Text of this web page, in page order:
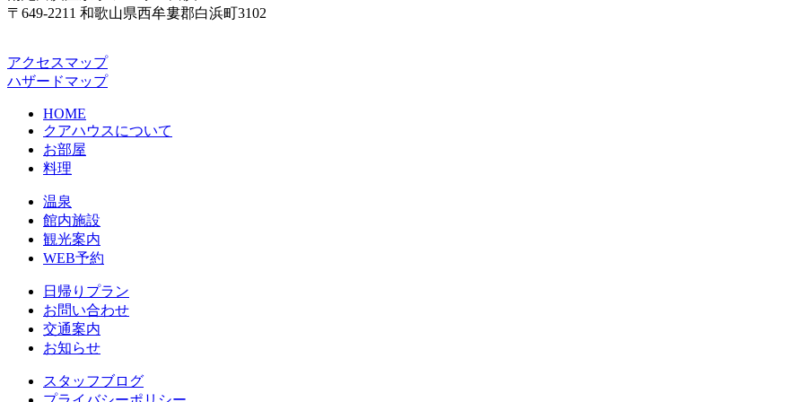
〒649-2211 和歌山県西牟婁郡白浜町3102
アクセスマップ
ハザードマップ
HOME
クアハウスについて
お部屋
料理
温泉
館内施設
観光案内
WEB予約
日帰りプラン
お問い合わせ
交通案内
お知らせ
スタッフブログ